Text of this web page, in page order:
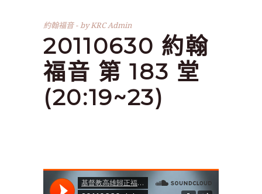
約翰福音 byKRC Admin
20110630 約翰
福音 第 183 堂
(20:19~23)